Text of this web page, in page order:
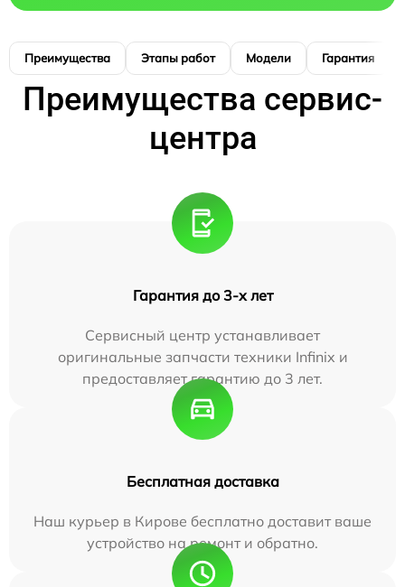
Преимущества Этапы работ Модели Гарантия
Преимущества сервис-
центра
Гарантия до 3-х лет
Сервисный центр устанавливает
оригинальные запчасти техники Infinix и
предоставляет гарантию до 3 лет.
Бесплатная доставка
Наш курьер в Кирове бесплатно доставит ваше
устройство на ремонт и обратно.